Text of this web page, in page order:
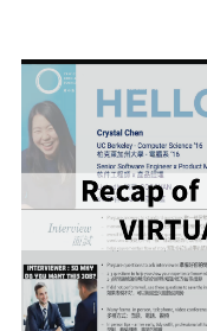
幼兒園
YWITEC
YCCECE
大學
SCC
小學
中學
獎學金
聯